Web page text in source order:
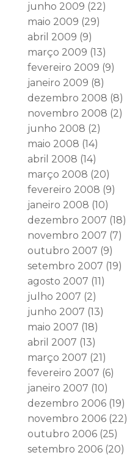
junho 2009 (22)
maio 2009 (29)
abril 2009 (9)
março 2009 (13)
fevereiro 2009 (9)
janeiro 2009 (8)
dezembro 2008 (8)
novembro 2008 (2)
junho 2008 (2)
maio 2008 (14)
abril 2008 (14)
março 2008 (20)
fevereiro 2008 (9)
janeiro 2008 (10)
dezembro 2007 (18)
novembro 2007 (7)
outubro 2007 (9)
setembro 2007 (19)
agosto 2007 (11)
julho 2007 (2)
junho 2007 (13)
maio 2007 (18)
abril 2007 (13)
março 2007 (21)
fevereiro 2007 (6)
janeiro 2007 (10)
dezembro 2006(19)
novembro 2006(22)
outubro 2006(25)
setembro 2006(20)